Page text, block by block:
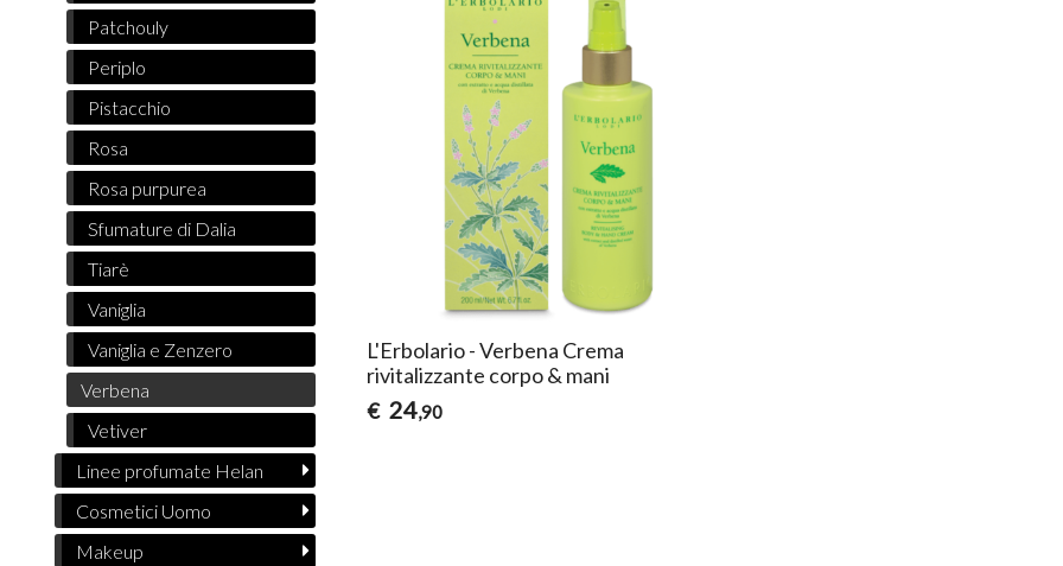
L'Erbolario - Verbena Crema
rivitalizzante corpo & mani
€ 24,90
Patchouly
Periplo
Pistacchio
Rosa
Rosa purpurea
Sfumature di Dalia
Tiarè
Vaniglia
Vaniglia e Zenzero
Verbena
Vetiver
Linee profumate Helan
Cosmetici Uomo
Makeup